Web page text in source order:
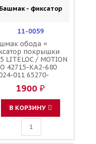
Башмак - фиксатор
11-0059
обода =
покрышки
LITELOC / MOTION
42715-KA2-680
011 65270-
1900 ₽
В КОРЗИНУ